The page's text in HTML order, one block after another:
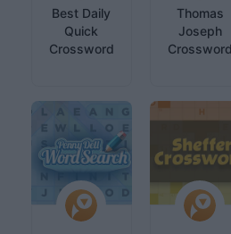
Best Daily
Quick
Crossword
Thomas
Joseph
Crossword